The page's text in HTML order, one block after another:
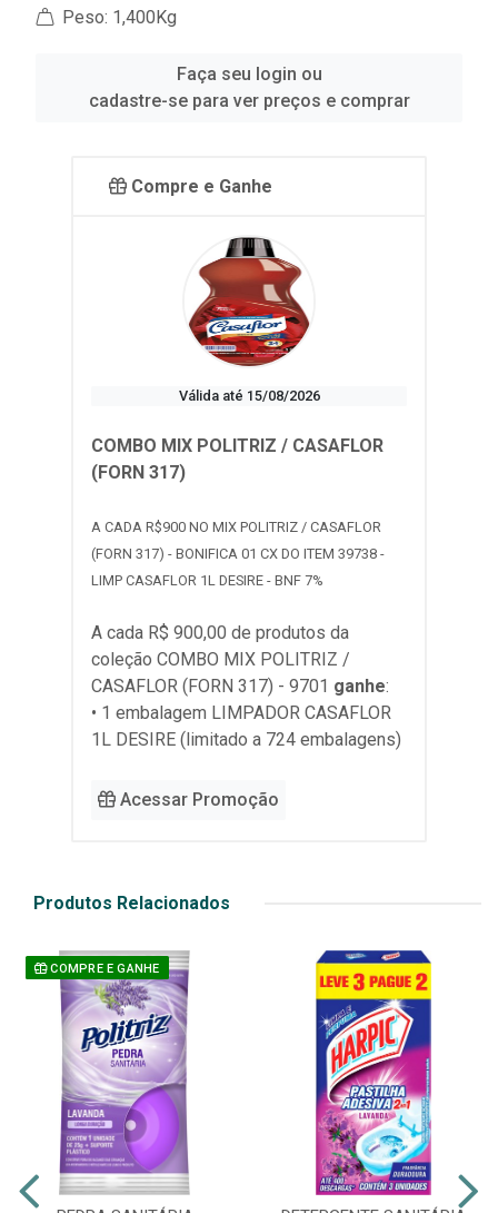
Peso: 1,400Kg
Faça seu login ou
cadastre-se para ver preços e comprar
Compre e Ganhe
Válida até 15/08/2026
COMBO MIX POLITRIZ / CASAFLOR
(FORN 317)
A CADA R$900 NO MIX POLITRIZ / CASAFLOR
(FORN 317) - BONIFICA 01 CX DO ITEM 39738 -
LIMP CASAFLOR 1L DESIRE - BNF 7%
A cada R$ 900,00 de produtos da
coleção COMBO MIX POLITRIZ /
CASAFLOR (FORN 317) - 9701 ganhe:
• 1 embalagem LIMPADOR CASAFLOR
1L DESIRE (limitado a 724 embalagens)
Acessar Promoção
Produtos Relacionados
COMPRE E GANHE